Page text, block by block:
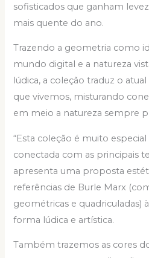
sofisticados que ganham
mais quente do ano.
Trazendo a geometria como
mundo digital e a natureza
lúdica, a coleção traduz o
que vivemos, misturando
em meio a natureza sempre
“Esta coleção é muito
conectada com as principais
apresenta uma proposta
referências de Burle Marx
geométricas e quadriculadas)
forma lúdica e artística.
Também trazemos as cores